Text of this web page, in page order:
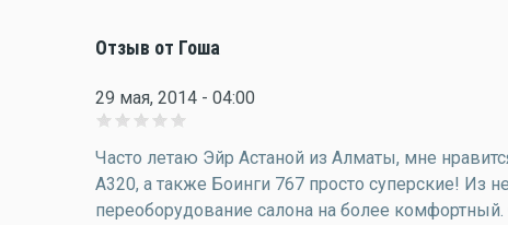
Отзыв от Гоша
29 мая, 2014 - 04:00
Часто летаю Эйр Астаной из Алматы, мне
А320, а также Боинги 767 просто суперские! Из
переоборудование салона на более